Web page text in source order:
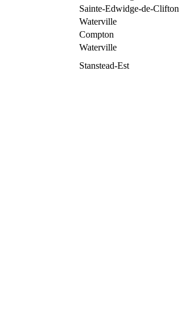
Sainte-Edwidge-de-Clifton
Waterville
Compton
Waterville
Stanstead-Est